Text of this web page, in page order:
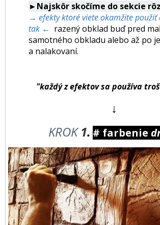
►Najskôr skočíme do sekcie
→ efekty ktoré viete okamžite použiť
tak ← razený obklad buď pred
samotného obkladu alebo až po
a nalakovaní.
"každý z efektov sa používa
↓
KROK1. # farbenie